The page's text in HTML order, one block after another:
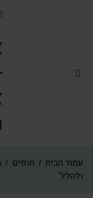
עמוד הבית / תופים /
ולהלל'